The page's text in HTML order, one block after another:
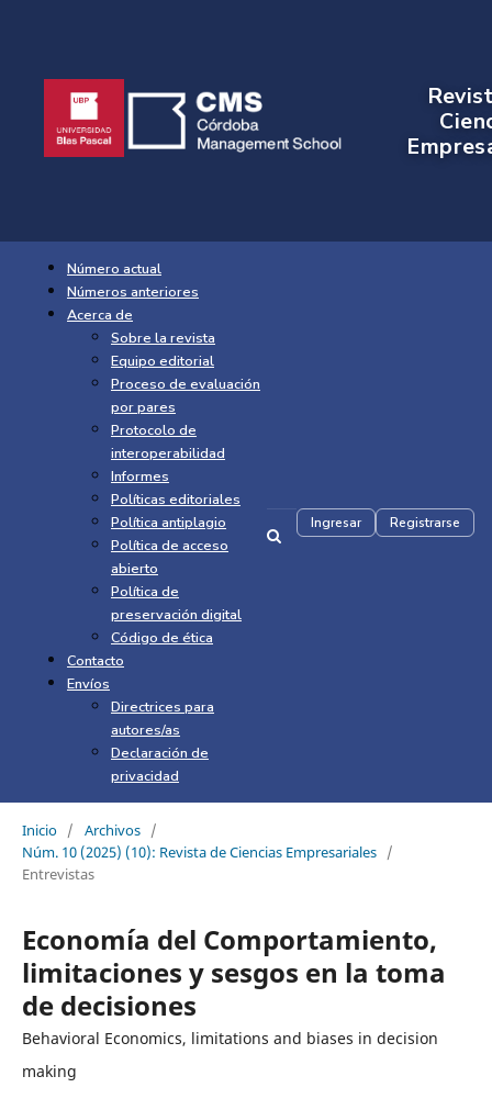
Número actual
Números anteriores
Acerca de
Sobre la revista
Equipo editorial
Proceso de evaluación
por pares
Protocolo de
interoperabilidad
Informes
Políticas editoriales
Política antiplagio
Política de acceso
abierto
Política de
preservación digital
Código de ética
Contacto
Envíos
Directrices para
autores/as
Declaración de
privacidad
Ingresar Registrarse
Inicio / Archivos /
Núm. 10 (2025) (10): Revista de Ciencias Empresariales /
Entrevistas
Economía del Comportamiento,
limitaciones y sesgos en la toma
de decisiones
Behavioral Economics, limitations and biases in decision
making